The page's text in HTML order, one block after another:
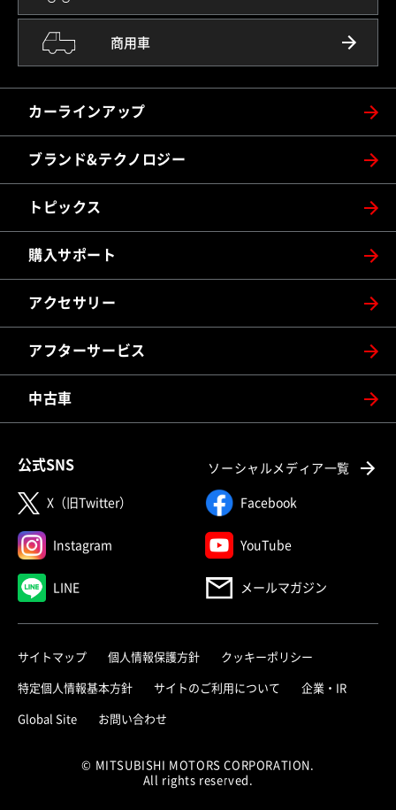
カーラインアップ
商用車
ブランド&テクノロジー
トピックス
購入サポート
アクセサリー
アフターサービス
中古車
公式SNS ソーシャルメディア一覧
X（旧Twitter） Facebook
Instagram YouTube
LINE メールマガジン
サイトマップ 個人情報保護方針 クッキーポリシー
特定個人情報基本方針 サイトのご利用について 企業・IR
Global Site お問い合わせ
© MITSUBISHI MOTORS CORPORATION.
All rights reserved.